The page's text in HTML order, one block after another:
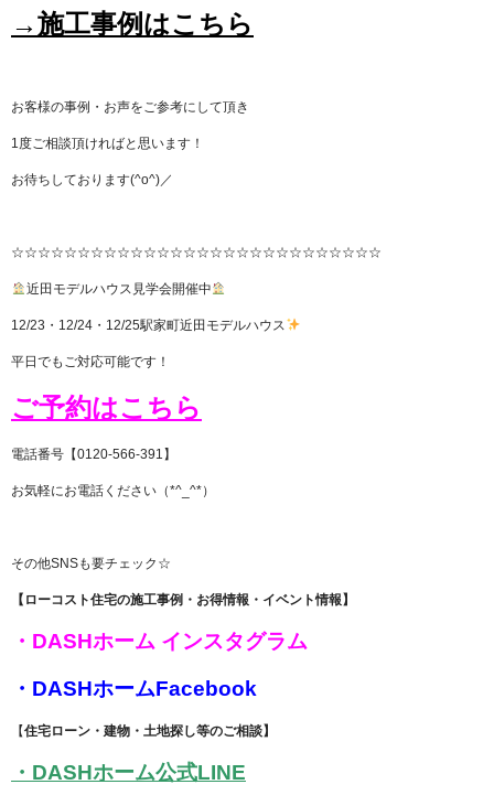
→施工事例はこちら
お客様の事例・お声をご参考にして頂き
1度ご相談頂ければと思います！
お待ちしております(^o^)／
☆☆☆☆☆☆☆☆☆☆☆☆☆☆☆☆☆☆☆☆☆☆☆☆☆☆☆☆
近田モデルハウス見学会開催中
12/23・12/24・12/25駅家町近田モデルハウス
平日でもご対応可能です！
ご予約はこちら
電話番号【0120-566-391】
お気軽にお電話ください（*^_^*）
その他SNSも要チェック☆
【ローコスト住宅の施工事例・お得情報・イベント情報】
・DASHホーム インスタグラム
・DASHホームFacebook
【住宅ローン・建物・土地探し等のご相談】
・DASHホーム公式LINE